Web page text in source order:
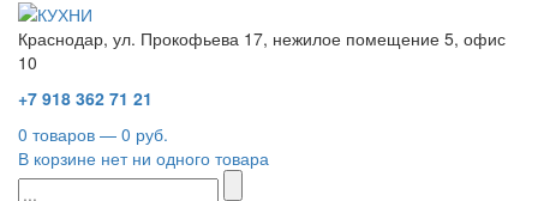
Краснодар, ул. Прокофьева 17, нежилое помещение 5, офис
10
+7 918 362 71 21
0 товаров — 0 руб.
В корзине нет ни одного товара